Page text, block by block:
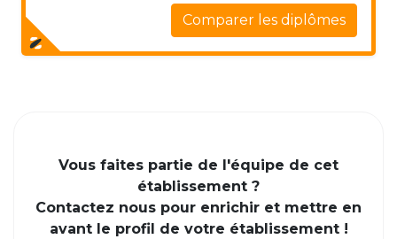
Comparer les diplômes
Vous faites partie de l'équipe de cet
établissement ?
Contactez nous pour enrichir et mettre en
avant le profil de votre établissement !